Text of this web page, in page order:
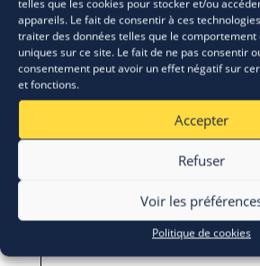
telles que les cookies pour stocker et/ou
appareils. Le fait de consentir à ces
traiter des données telles que le comportement
uniques sur ce site. Le fait de ne pas consentir
consentement peut avoir un effet négatif sur
et fonctions.
Accepter
Refuser
Voir les
Politique de cookies